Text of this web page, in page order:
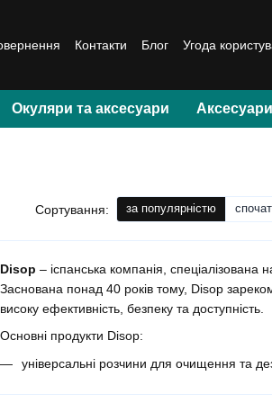
Контакти Блог Угода
Окуляри та аксесуари
Сортування: за популярністю
Disop – іспанська компанія, спеціалізована
Заснована понад 40 років тому, Disop
високу ефективність, безпеку та доступність.
Основні продукти Disop:
універсальні розчини для очищення та